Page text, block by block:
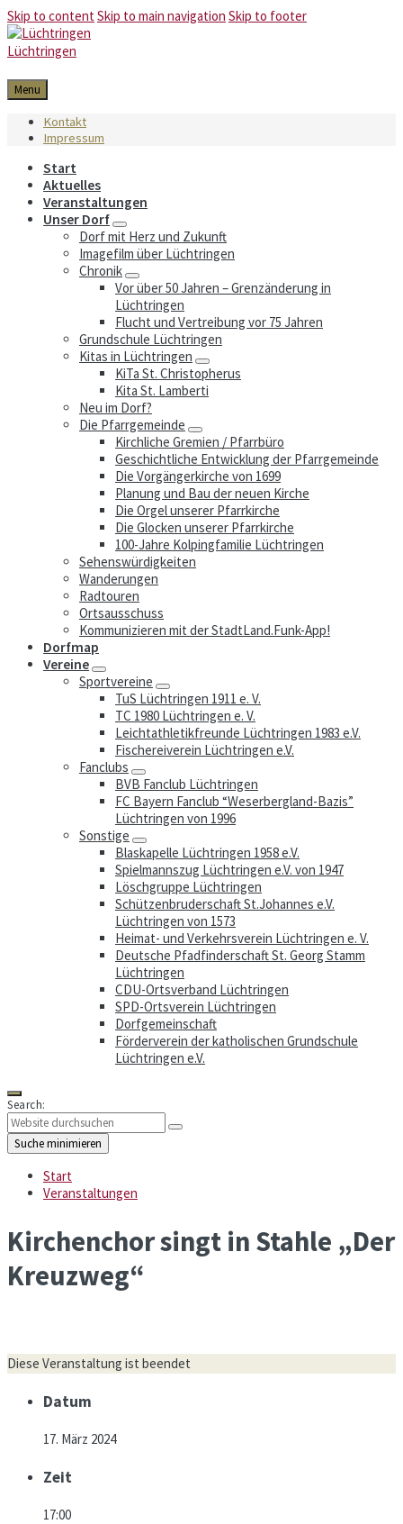
Skip to contentSkip to main navigation Skip to footer
Lüchtringen
Menu
Kontakt
Impressum
Start
Aktuelles
Veranstaltungen
Unser Dorf
Dorf mit Herz und Zukunft
Imagefilm über Lüchtringen
Chronik
Vor über 50 Jahren – Grenzänderung in
Lüchtringen
Flucht und Vertreibung vor 75 Jahren
Grundschule Lüchtringen
Kitas in Lüchtringen
KiTa St. Christopherus
Kita St. Lamberti
Neu im Dorf?
Die Pfarrgemeinde
Kirchliche Gremien / Pfarrbüro
Geschichtliche Entwicklung der Pfarrgemeinde
Die Vorgängerkirche von 1699
Planung und Bau der neuen Kirche
Die Orgel unserer Pfarrkirche
Die Glocken unserer Pfarrkirche
100-Jahre Kolpingfamilie Lüchtringen
Sehenswürdigkeiten
Wanderungen
Radtouren
Ortsausschuss
Kommunizieren mit der StadtLand.Funk-App!
Dorfmap
Vereine
Sportvereine
TuS Lüchtringen 1911 e. V.
TC 1980 Lüchtringen e. V.
Leichtathletikfreunde Lüchtringen 1983 e.V.
Fischereiverein Lüchtringen e.V.
Fanclubs
BVB Fanclub Lüchtringen
FC Bayern Fanclub “Weserbergland-Bazis”
Lüchtringen von 1996
Sonstige
Blaskapelle Lüchtringen 1958 e.V.
Spielmannszug Lüchtringen e.V. von 1947
Löschgruppe Lüchtringen
Schützenbruderschaft St.Johannes e.V.
Lüchtringen von 1573
Heimat- und Verkehrsverein Lüchtringen e. V.
Deutsche Pfadfinderschaft St. Georg Stamm
Lüchtringen
CDU-Ortsverband Lüchtringen
SPD-Ortsverein Lüchtringen
Dorfgemeinschaft
Förderverein der katholischen Grundschule
Lüchtringen e.V.
Search:
Suche minimieren
Start
Veranstaltungen
Kirchenchor singt in Stahle „Der
Kreuzweg“
Diese Veranstaltung ist beendet
Datum
17. März 2024
Zeit
17:00